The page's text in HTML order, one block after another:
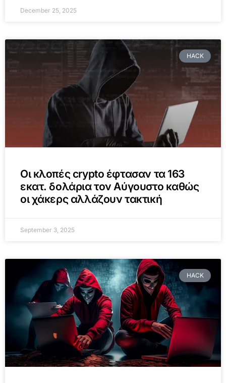
December 25, 2025
HACK
Οι κλοπές crypto έφτασαν τα 163
εκατ. δολάρια τον Αύγουστο καθώς
οι χάκερς αλλάζουν τακτική
September 3, 2025
HACK